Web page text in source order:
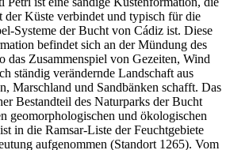
der Küste verbindet und typisch für die
Systeme der Bucht von Cádiz ist. Diese
befindet sich an der Mündung des
das Zusammenspiel von Gezeiten, Wind
ständig verändernde Landschaft aus
Marschland und Sandbänken schafft. Das
Bestandteil des Naturparks der Bucht
geomorphologischen und ökologischen
in die Ramsar-Liste der Feuchtgebiete
aufgenommen (Standort 1265). Vom